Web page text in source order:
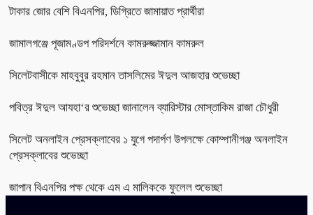
টাকার জোর বেশি বিএনপির, ডিগ্রিতে জামায়াত প্রার্থীরা
জামালগঞ্জে পূজামণ্ডপ পরিদর্শনে কামরুজ্জামান কামরুল
সিলেটবাসীকে মাহবুবুর রহমান তাসলিমের ঈদুল আজহার শুভেচ্ছা
পবিত্র ঈদুল আযহা‘র শুভেচ্ছা জানালেন ব্যারিস্টার মোস্তাকিম রাজা চৌধুরী
সিলেট অনলাইন প্রেসক্লাবের ১ যুগে পদার্পণ উপলক্ষে কোম্পানীগঞ্জ অনলাইন
প্রেসক্লাবের শুভেচ্ছা
জাপান বিএনপির পক্ষ থেকে এম এ মালিককে ফুলেল শুভেচ্ছা